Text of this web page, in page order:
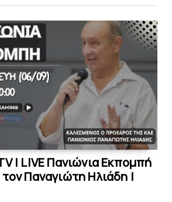
| LIVE Πανιώνια Εκπομπή
Παναγιώτη Ηλιάδη |